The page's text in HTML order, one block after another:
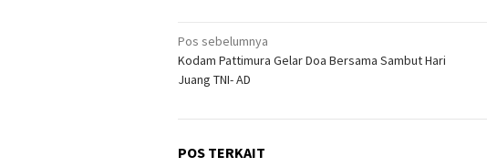
Navigasi
pos
Pos sebelumnya
Kodam Pattimura Gelar Doa Bersama Sambut Hari
Juang TNI- AD
POS TERKAIT